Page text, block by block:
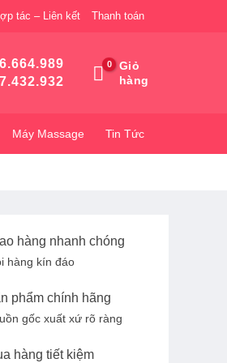
tác – Liên kết Thanh toán
Giỏ
hàng
Máy Massage Tin Tức
hàng nhanh chóng
hàng kín đáo
phẩm chính hãng
gốc xuất xứ rõ ràng
hàng tiết kiệm